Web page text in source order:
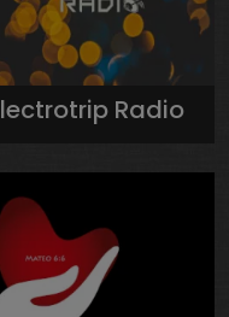
Radio